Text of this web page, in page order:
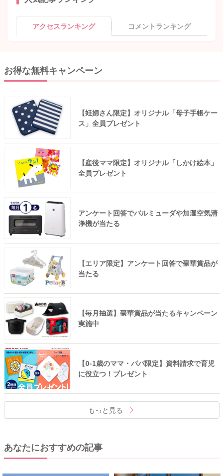
アクセスランキング コメントランキング
お得な無料キャンペーン
【妊婦さん限定】オリジナル「母子手帳ケー
ス」全員プレゼント
【産後ママ限定】オリジナル「しかけ絵本」
全員プレゼント
アンケート回答でバルミューダや加湿空気清
浄機が当たる
【エリア限定】アンケート回答で豪華賞品が
当たる
【毎月抽選】豪華賞品が当たるキャンペーン
実施中
【0-1歳のママ・パパ限定】資料請求で育児
に役立つ！プレゼント
もっと見る
あなたにおすすめの記事